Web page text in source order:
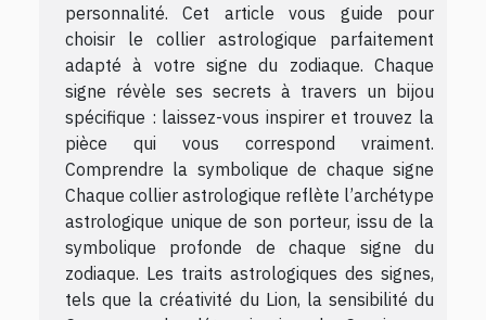
personnalité. Cet article vous guide pour
choisir le collier astrologique parfaitement
adapté à votre signe du zodiaque. Chaque
signe révèle ses secrets à travers un bijou
spécifique : laissez-vous inspirer et trouvez la
pièce qui vous correspond vraiment.
Comprendre la symbolique de chaque signe
Chaque collier astrologique reflète l’archétype
astrologique unique de son porteur, issu de la
symbolique profonde de chaque signe du
zodiaque. Les traits astrologiques des signes,
tels que la créativité du Lion, la sensibilité du